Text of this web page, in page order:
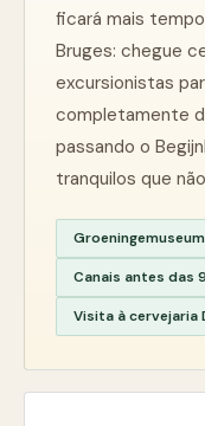
ficará mais tempo
Bruges: chegue
excursionistas
completamente
passando o
tranquilos que
Canais antes das
Visita à cervejaria